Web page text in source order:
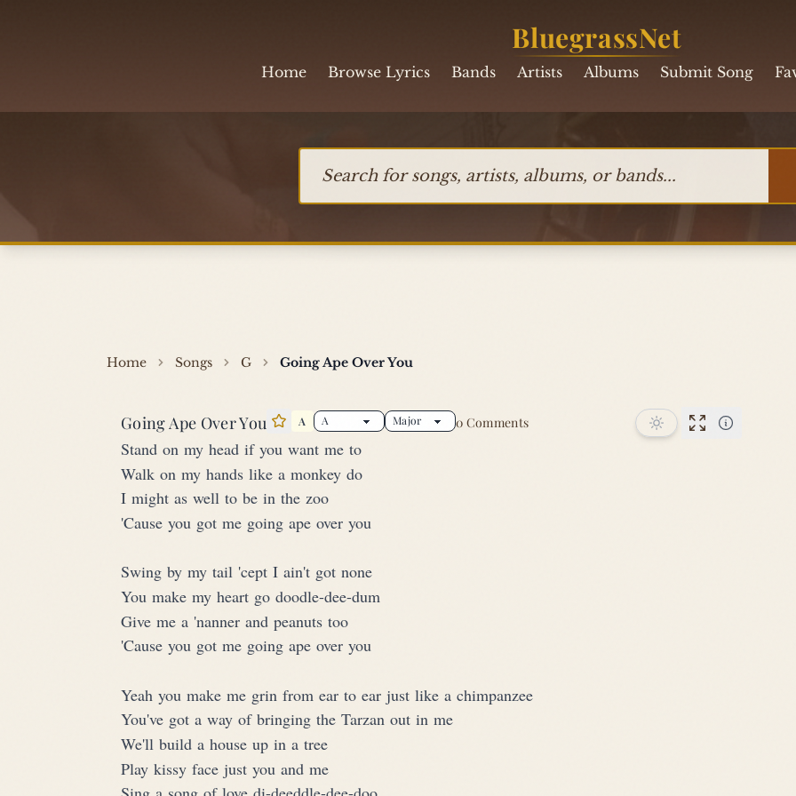
BluegrassNet
Home Browse Lyrics Bands Artists Albums Submit Song
Home Songs G Going Ape Over You
Going Ape Over You Star this song
A 0 Comments
Stand on my head if you want me to
Walk on my hands like a monkey do
I might as well to be in the zoo
'Cause you got me going ape over you
Swing by my tail 'cept I ain't got none
You make my heart go doodle-dee-dum
Give me a 'nanner and peanuts too
'Cause you got me going ape over you
Yeah you make me grin from ear to ear just like a chimpanzee
You've got a way of bringing the Tarzan out in me
We'll build a house up in a tree
Play kissy face just you and me